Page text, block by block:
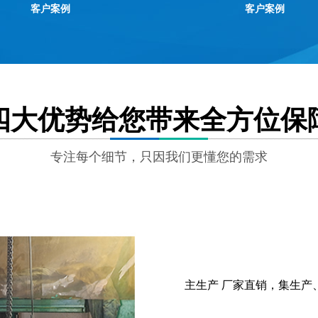
客户案例 客户案例
大优势给您带来全方位保
专注每个细节，只因我们更懂您的需求
主生产 厂家直销，集生产